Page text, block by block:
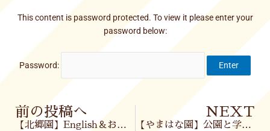
This content is password protected. To view it please enter your
password below:
Password:
Prev
前の投稿へ
【北郷園】English＆お散歩🌈
NEXT
【やまはな園】公園と学習あそび✏️